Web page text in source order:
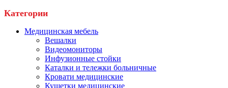
Категории
Медицинская мебель
Вешалки
Видеомониторы
Инфузионные стойки
Каталки и тележки больничные
Кровати медицинские
Кушетки медицинские